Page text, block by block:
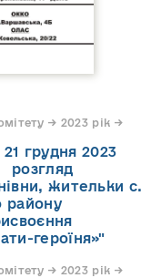
→ 2023 рік →
грудня 2023
розгляд
жительки с.
району
героїня»"
→ 2023 рік →